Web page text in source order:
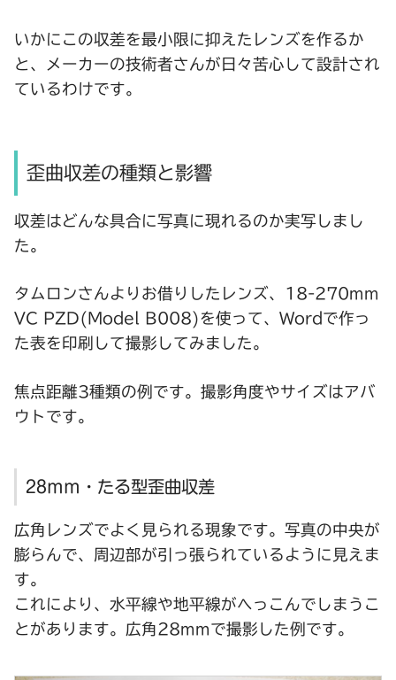
いかにこの収差を最小限に抑えたレンズを作るか
と、メーカーの技術者さんが日々苦心して設計され
ているわけです。
歪曲収差の種類と影響
収差はどんな具合に写真に現れるのか実写しまし
た。
タムロンさんよりお借りしたレンズ、18-270mm
VC PZD(Model B008)を使って、Wordで作っ
た表を印刷して撮影してみました。
焦点距離3種類の例です。撮影角度やサイズはアバ
ウトです。
28mm・たる型歪曲収差
広角レンズでよく見られる現象です。写真の中央が
膨らんで、周辺部が引っ張られているように見えま
す。
これにより、水平線や地平線がへっこんでしまうこ
とがあります。広角28mmで撮影した例です。